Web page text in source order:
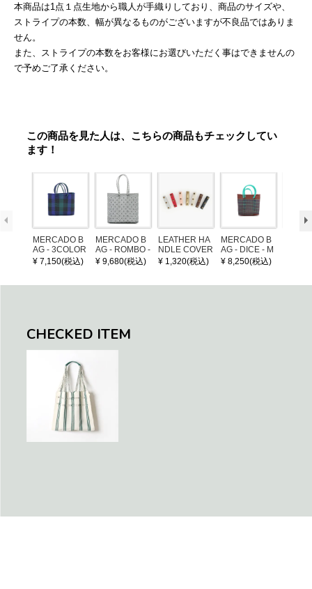
本商品は1点１点生地から職人が手織りしており、商品のサイズや、
ストライプの本数、幅が異なるものがございますが不良品ではありま
せん。
また、ストライプの本数をお客様にお選びいただく事はできませんの
で予めご了承ください。
この商品を見た人は、こちらの商品もチェックしてい
ます！
MERCADO B
AG - 3COLOR
S CHECK - Bl
ack / Dark Gre
¥ 7,150(税込)
MERCADO B
AG - ROMBO -
LONG HANDL
E - Silver / Whi
¥ 9,680(税込)
LEATHER HA
NDLE COVER
¥ 1,320(税込)
MERCADO B
AG - DICE - M
OSAIC - Copp
er / Navy / Mint
¥ 8,250(税込)
CHECKED ITEM